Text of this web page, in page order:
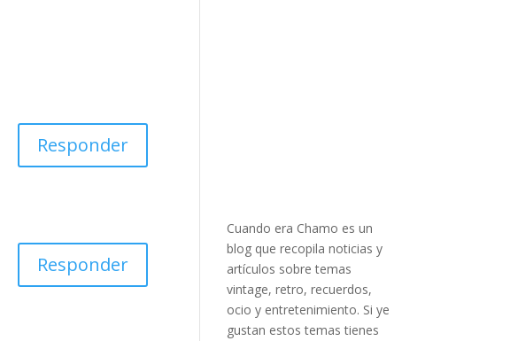
Responder
Responder
Cuando era Chamo es un
blog que recopila noticias y
artículos sobre temas
vintage, retro, recuerdos,
ocio y entretenimiento. Si ye
gustan estos temas tienes